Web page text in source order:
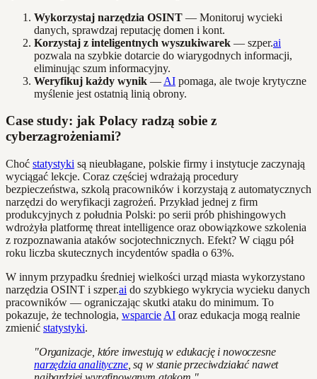
Wykorzystaj narzędzia OSINT — Monitoruj wycieki
danych, sprawdzaj reputację domen i kont.
Korzystaj z inteligentnych wyszukiwarek — szper.ai
pozwala na szybkie dotarcie do wiarygodnych informacji,
eliminując szum informacyjny.
Weryfikuj każdy wynik — AI pomaga, ale twoje krytyczne
myślenie jest ostatnią linią obrony.
Case study: jak Polacy radzą sobie z
cyberzagrożeniami?
Choć statystyki są nieubłagane, polskie firmy i instytucje zaczynają
wyciągać lekcje. Coraz częściej wdrażają procedury
bezpieczeństwa, szkolą pracowników i korzystają z automatycznych
narzędzi do weryfikacji zagrożeń. Przykład jednej z firm
produkcyjnych z południa Polski: po serii prób phishingowych
wdrożyła platformę threat intelligence oraz obowiązkowe szkolenia
z rozpoznawania ataków socjotechnicznych. Efekt? W ciągu pół
roku liczba skutecznych incydentów spadła o 63%.
W innym przypadku średniej wielkości urząd miasta wykorzystano
narzędzia OSINT i szper.ai do szybkiego wykrycia wycieku danych
pracowników — ograniczając skutki ataku do minimum. To
pokazuje, że technologia, wsparcie AI oraz edukacja mogą realnie
zmienić statystyki.
"Organizacje, które inwestują w edukację i nowoczesne
narzędzia analityczne, są w stanie przeciwdziałać nawet